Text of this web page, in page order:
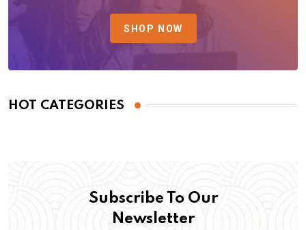
SHOP NOW
HOT CATEGORIES
Subscribe To Our
Newsletter